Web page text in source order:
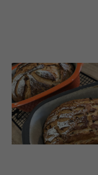
Über mich
Ich koche und
Dabei unterstützen
Pampered Chef®
In und um
den Produkten von